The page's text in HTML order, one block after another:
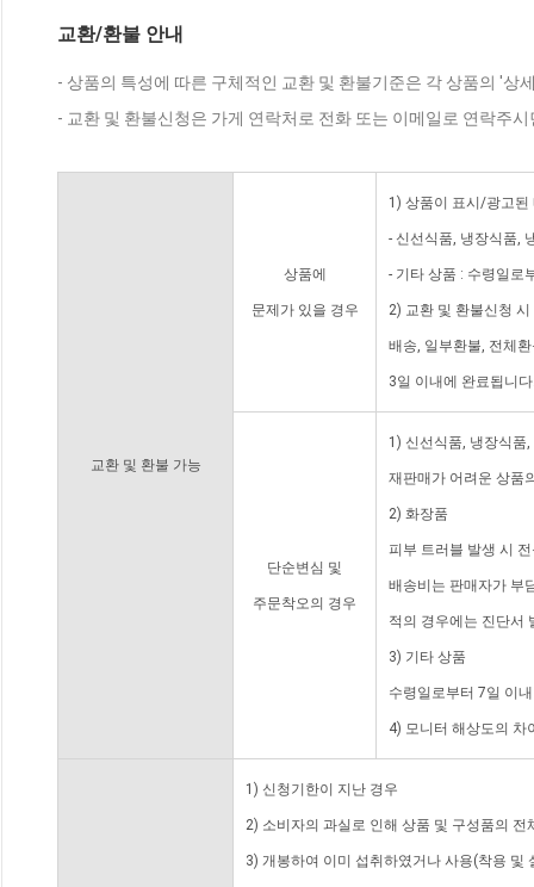
교환/환불 안내
- 상품의 특성에 따른 구체적인 교환 및 환불기준은 각 상품의 '상
- 교환 및 환불신청은 가게 연락처로 전화 또는 이메일로 연락주
교환 및 환불 가능
상품에
문제가 있을 경우
1) 상품이 표시/광고된
- 신선식품, 냉장식품,
- 기타 상품 : 수령일로
2) 교환 및 환불신청
배송, 일부환불, 전체
3일 이내에 완료됩니
단순변심 및
주문착오의 경우
1) 신선식품, 냉장식품
재판매가 어려운 상품
2) 화장품
피부 트러블 발생 시
배송비는 판매자가 부
적의 경우에는 진단서
3) 기타 상품
수령일로부터 7일 이
4) 모니터 해상도의 차
1) 신청기한이 지난 경우
2) 소비자의 과실로 인해 상품 및 구성품의
3) 개봉하여 이미 섭취하였거나 사용(착용 및